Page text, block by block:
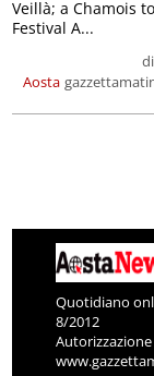
Aosta
di
Veillà; a Chamois
Festival A...
Quotidiano
8/2012